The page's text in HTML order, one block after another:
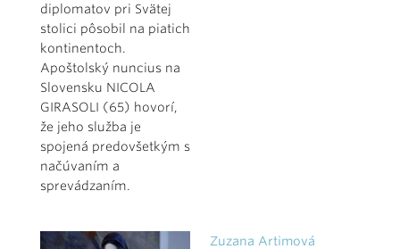
diplomatov pri Svätej
stolici pôsobil na piatich
kontinentoch.
Apoštolský nuncius na
Slovensku NICOLA
GIRASOLI (65) hovorí,
že jeho služba je
spojená predovšetkým s
načúvaním a
sprevádzaním.
Zuzana Artimová